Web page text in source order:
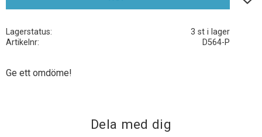
Lagerstatus
3 st i lager
Artikelnr
D564-P
Ge ett omdöme!
Dela med dig